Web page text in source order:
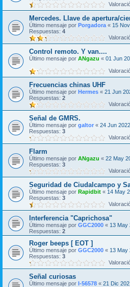
Mercedes. Llave de apertura/
Último mensaje por Porgadora « 15
Respuestas: 4
Control remoto. Y van....
Último mensaje por ANgazu « 01 Jun
Frecuencias chinas UHF
Último mensaje por Hermes « 21 Jun
Respuestas: 2
Señal de GMRS.
Último mensaje por galtor « 24 Jun
Respuestas: 3
Flarm
Último mensaje por ANgazu « 22 May
Respuestas: 3
Seguridad de Ciudalcampo y
Último mensaje por Rapidbit « 14 May
Respuestas: 3
Interferencia "Caprichosa"
Último mensaje por GGC2000 « 13 May
Respuestas: 2
Roger beeps [ EOT ]
Último mensaje por GGC2000 « 13 May
Respuestas: 3
Señal curiosas
Último mensaje por I-56578 « 21 Dic